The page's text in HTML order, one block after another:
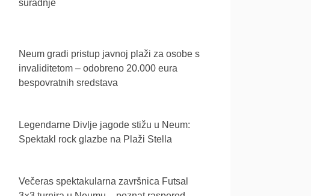
suradnje
Neum gradi pristup javnoj plaži za osobe s
invaliditetom – odobreno 20.000 eura
bespovratnih sredstava
Legendarne Divlje jagode stižu u Neum:
Spektakl rock glazbe na Plaži Stella
Večeras spektakularna završnica Futsal